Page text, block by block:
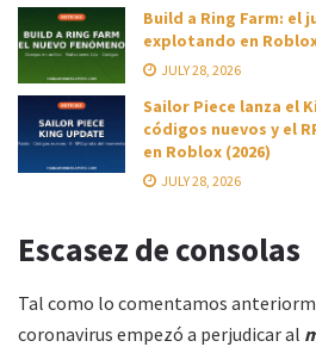
Build a Ring Farm: el
explotando en
JULY 28, 2026
Sailor Piece lanza el
códigos nuevos y el
en Roblox (2026)
JULY 28, 2026
Escasez de consolas
Tal como lo comentamos
coronavirus empezó a perjudicar al